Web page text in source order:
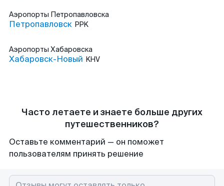
Аэропорты Петропавловска
Петропавловск PPK
Аэропорты Хабаровска
Хабаровск-Новый KHV
Часто летаете и знаете больше других
путешественников?
Оставьте комментарий — он поможет
пользователям принять решение